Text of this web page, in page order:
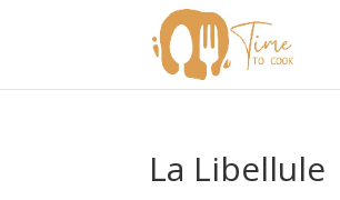
La Libellule